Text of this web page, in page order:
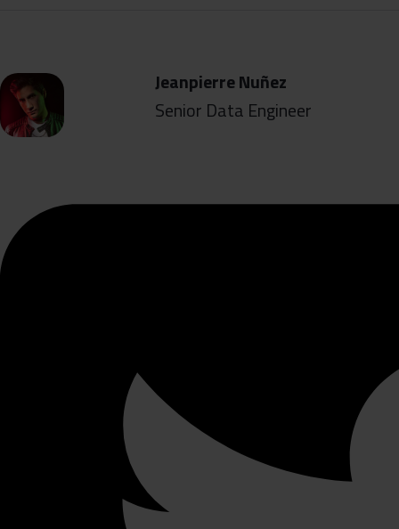
Jeanpierre Nuñez
Senior Data Engineer